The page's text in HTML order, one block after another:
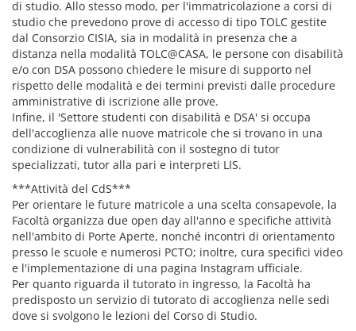
di studio. Allo stesso modo, per l'immatricolazione a corsi di
studio che prevedono prove di accesso di tipo TOLC gestite
dal Consorzio CISIA, sia in modalità in presenza che a
distanza nella modalità TOLC@CASA, le persone con disabilità
e/o con DSA possono chiedere le misure di supporto nel
rispetto delle modalità e dei termini previsti dalle procedure
amministrative di iscrizione alle prove.
Infine, il 'Settore studenti con disabilità e DSA' si occupa
dell'accoglienza alle nuove matricole che si trovano in una
condizione di vulnerabilità con il sostegno di tutor
specializzati, tutor alla pari e interpreti LIS.
***Attività del CdS***
Per orientare le future matricole a una scelta consapevole, la
Facoltà organizza due open day all'anno e specifiche attività
nell'ambito di Porte Aperte, nonché incontri di orientamento
presso le scuole e numerosi PCTO; inoltre, cura specifici video
e l'implementazione di una pagina Instagram ufficiale.
Per quanto riguarda il tutorato in ingresso, la Facoltà ha
predisposto un servizio di tutorato di accoglienza nelle sedi
dove si svolgono le lezioni del Corso di Studio.